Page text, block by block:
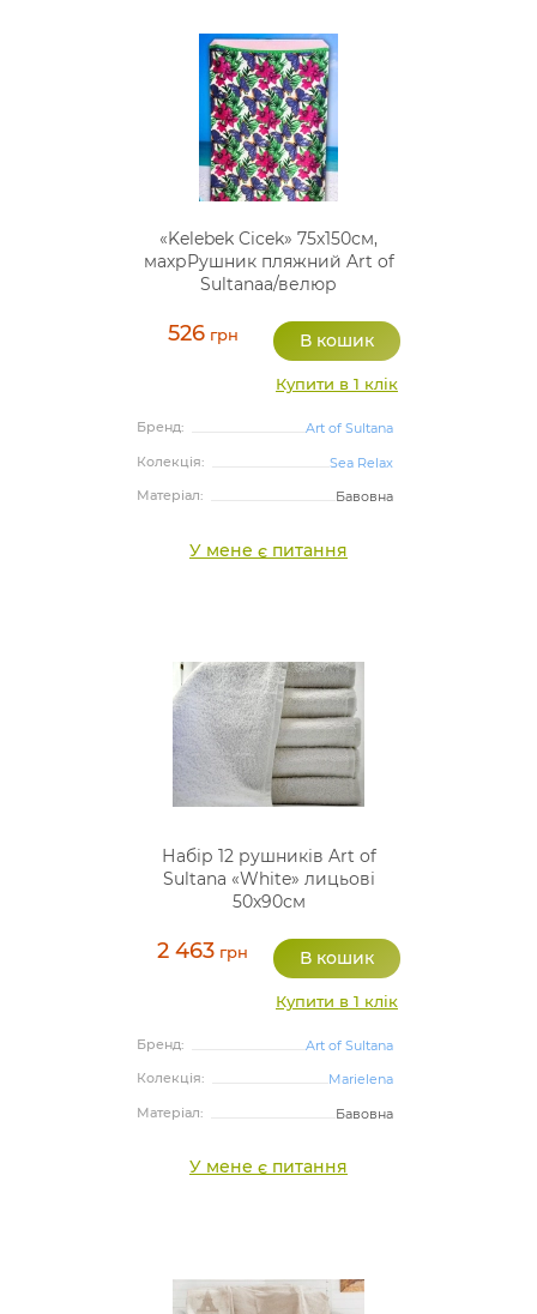
«Kelebek Cicek» 75х150см,
махрРушник пляжний Art of
Sultanaа/велюр
526грн
Купити в 1 клік
Бренд:
Art of Sultana
Колекція:
Sea Relax
Матеріал:
Бавовна
У мене є питання
Набір 12 рушників Art of
Sultana «White» лицьові
50х90см
2 463 грн
Купити в 1 клік
Бренд:
Art of Sultana
Колекція:
Marielena
Матеріал:
Бавовна
У мене є питання